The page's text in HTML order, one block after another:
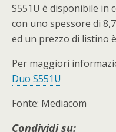
S551U è disponibile in
con uno spessore di
ed un prezzo di listino
Per maggiori
Duo S551U
Fonte: Mediacom
Condividi su: